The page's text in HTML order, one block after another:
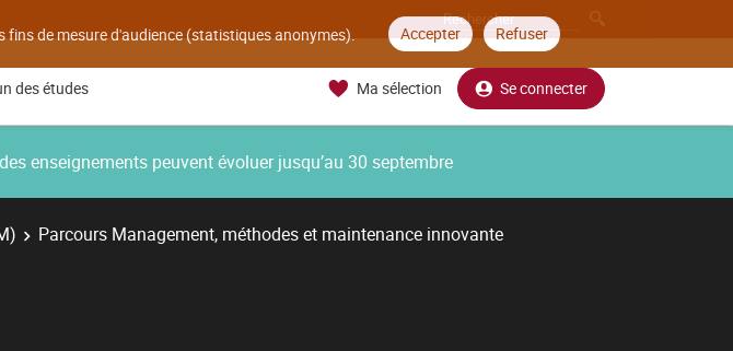
de mesure d'audience (statistiques anonymes). Accepter Refuser
des études Ma sélection Se connecter
enseignements peuvent évoluer jusqu’au 30 septembre
Parcours Management, méthodes et maintenance innovante